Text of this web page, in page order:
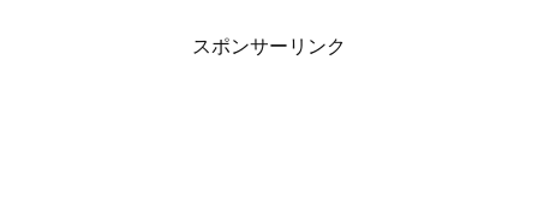
スポンサーリンク